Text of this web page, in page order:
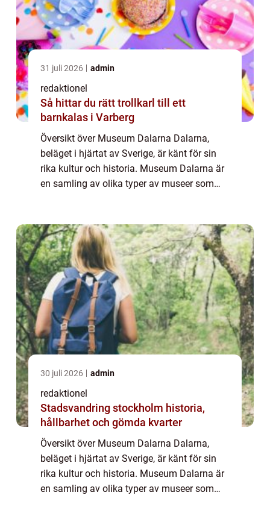
31 juli 2026 admin
redaktionel
Så hittar du rätt trollkarl till ett
barnkalas i Varberg
Översikt över Museum Dalarna Dalarna,
beläget i hjärtat av Sverige, är känt för sin
rika kultur och historia. Museum Dalarna är
en samling av olika typer av museer som
upplevelser...
30 juli 2026 admin
redaktionel
Stadsvandring stockholm historia,
hållbarhet och gömda kvarter
Översikt över Museum Dalarna Dalarna,
beläget i hjärtat av Sverige, är känt för sin
rika kultur och historia. Museum Dalarna är
en samling av olika typer av museer som